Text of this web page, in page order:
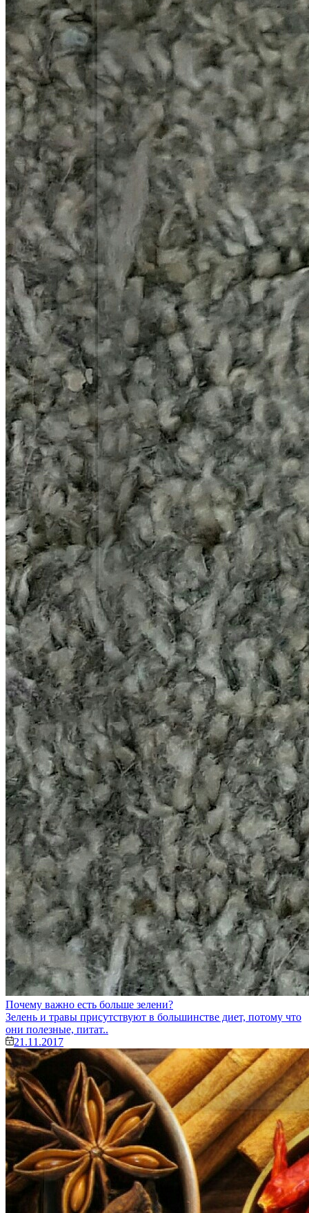
Почему важно есть больше зелени?
Зелень и травы присутствуют в большинстве диет, потому что
они полезные, питат..
21.11.2017